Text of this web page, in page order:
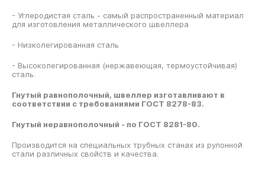
- Углеродистая сталь - самый распространенный материал
для изготовления металлического швеллера
- Низколегированная сталь
- Высоколегированная (нержавеющая, термоустойчивая)
сталь.
Гнутый равнополочный, швеллер изготавливают в
соответствии с требованиями ГОСТ 8278-83.
Гнутый неравнополочный - по ГОСТ 8281-80.
Производится на специальных трубных станах из рулонной
стали различных свойств и качества.